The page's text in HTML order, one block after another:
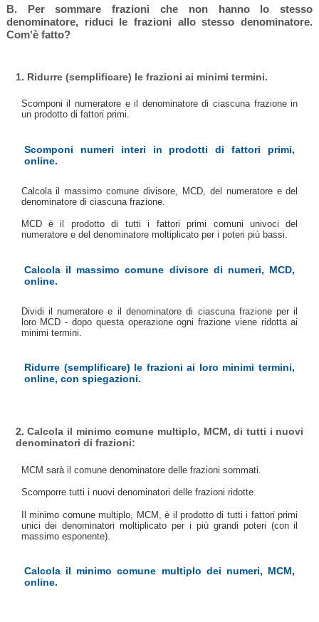
B. Per sommare frazioni che non hanno lo stesso
denominatore, riduci le frazioni allo stesso denominatore.
Com'è fatto?
1. Ridurre (semplificare) le frazioni ai minimi termini.
Scomponi il numeratore e il denominatore di ciascuna frazione in
un prodotto di fattori primi.
Scomponi numeri interi in prodotti di fattori primi,
online.
Calcola il massimo comune divisore, MCD, del numeratore e del
denominatore di ciascuna frazione.
MCD è il prodotto di tutti i fattori primi comuni univoci del
numeratore e del denominatore moltiplicato per i poteri più bassi.
Calcola il massimo comune divisore di numeri, MCD,
online.
Dividi il numeratore e il denominatore di ciascuna frazione per il
loro MCD - dopo questa operazione ogni frazione viene ridotta ai
minimi termini.
Ridurre (semplificare) le frazioni ai loro minimi termini,
online, con spiegazioni.
2. Calcola il minimo comune multiplo, MCM, di tutti i nuovi
denominatori di frazioni:
MCM sarà il comune denominatore delle frazioni sommati.
Scomporre tutti i nuovi denominatori delle frazioni ridotte.
Il minimo comune multiplo, MCM, è il prodotto di tutti i fattori primi
unici dei denominatori moltiplicato per i più grandi poteri (con il
massimo esponente).
Calcola il minimo comune multiplo dei numeri, MCM,
online.